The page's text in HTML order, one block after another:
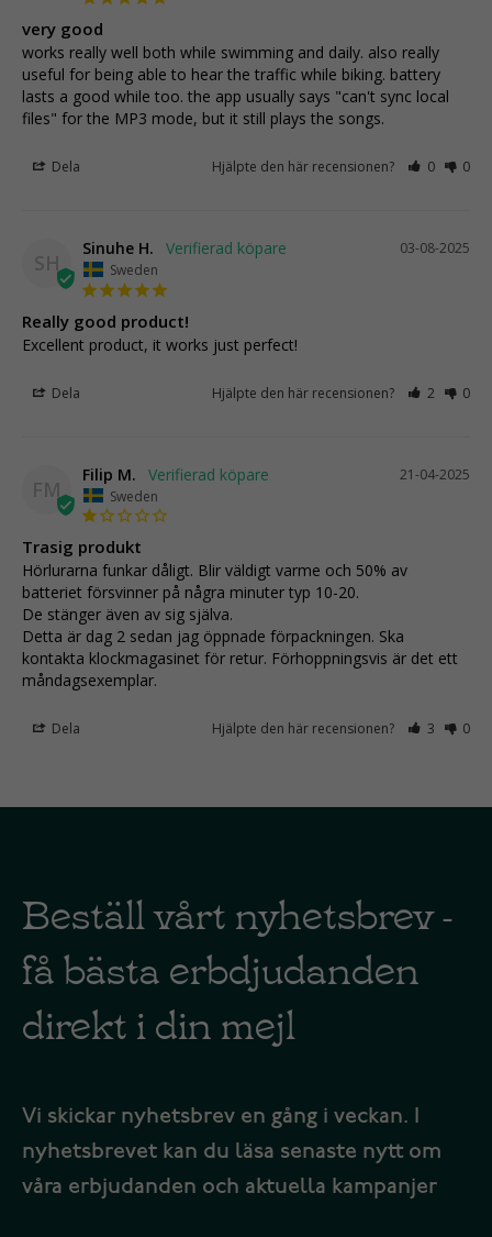
very good
works really well both while swimming and daily. also really
useful for being able to hear the traffic while biking. battery
lasts a good while too. the app usually says "can't sync local
files" for the MP3 mode, but it still plays the songs.
Dela Hjälpte den här recensionen? 0 0
SH
03-08-2025
Sinuhe H.
Sweden
Really good product!
Excellent product, it works just perfect!
Dela Hjälpte den här recensionen? 2 0
FM
21-04-2025
Filip M.
Sweden
Trasig produkt
Hörlurarna funkar dåligt. Blir väldigt varme och 50% av
batteriet försvinner på några minuter typ 10-20.
De stänger även av sig själva.
Detta är dag 2 sedan jag öppnade förpackningen. Ska
kontakta klockmagasinet för retur. Förhoppningsvis är det ett
måndagsexemplar.
Dela Hjälpte den här recensionen? 3 0
Beställ vårt nyhetsbrev -
få bästa erbdjudanden
direkt i din mejl
Vi skickar nyhetsbrev en gång i veckan. I
nyhetsbrevet kan du läsa senaste nytt om
våra erbjudanden och aktuella kampanjer